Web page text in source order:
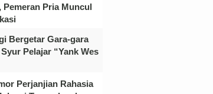
Pemeran Pria Muncul
Bergetar Gara-gara
Pelajar “Yank Wes
Perjanjian Rahasia